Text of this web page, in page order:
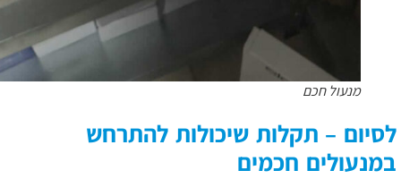
מנעול חכם
לסיום – תקלות שיכולות להתרחש
במנעולים חכמים